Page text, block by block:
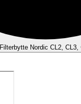
Filterbytte Nordic CL2, CL3,